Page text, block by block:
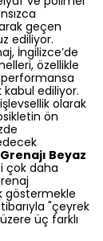
geçen
ediliyor.
İngilizce’de
özellikle
ediliyor.
olarak
ön
Beyaz
çok daha
göstermekle
"çeyrek
üç farklı